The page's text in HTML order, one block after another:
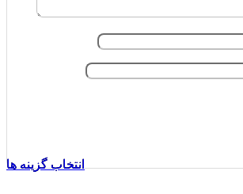
انتخاب گزینه ها
انتخاب گزینه ها
انتخاب گزینه ها